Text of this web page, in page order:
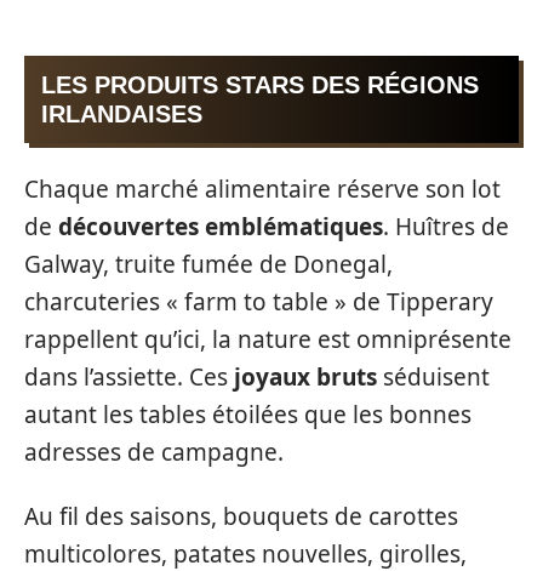
LES PRODUITS STARS DES RÉGIONS
IRLANDAISES
Chaque marché alimentaire réserve son lot
de découvertes emblématiques. Huîtres de
Galway, truite fumée de Donegal,
charcuteries « farm to table » de Tipperary
rappellent qu’ici, la nature est omniprésente
dans l’assiette. Ces joyaux bruts séduisent
autant les tables étoilées que les bonnes
adresses de campagne.
Au fil des saisons, bouquets de carottes
multicolores, patates nouvelles, girolles,